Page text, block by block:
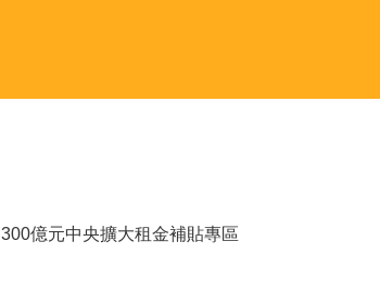
300億元中央擴大租金補貼專區